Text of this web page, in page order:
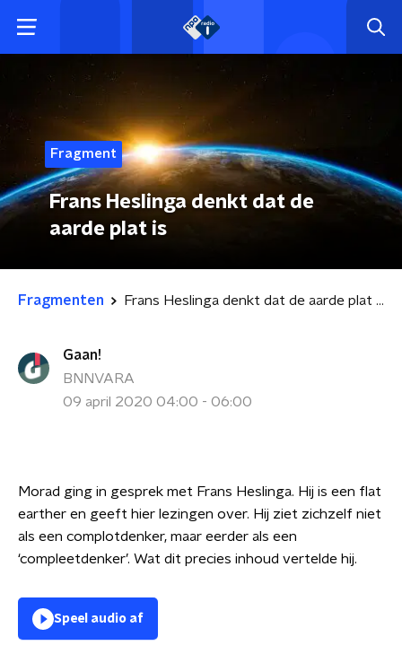
Fragment
Frans Heslinga denkt dat de
aarde plat is
Fragmenten Frans Heslinga denkt dat de aarde plat is
Gaan!
BNNVARA
09 april 2020 04:00 - 06:00
Morad ging in gesprek met Frans Heslinga. Hij is een flat
earther en geeft hier lezingen over. Hij ziet zichzelf niet
als een complotdenker, maar eerder als een
‘compleetdenker’. Wat dit precies inhoud vertelde hij.
Speel audio af